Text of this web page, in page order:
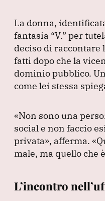
La donna,
fantasia “V.” per
deciso di
fatti dopo che la
dominio pubblico.
come lei stessa
«Non sono una
social e non faccio
privata», afferma.
male, ma quello che
L’incontro